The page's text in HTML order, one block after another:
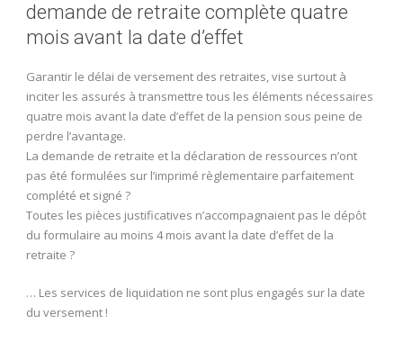
demande de retraite complète quatre
mois avant la date d’effet
Garantir le délai de versement des retraites, vise surtout à
inciter les assurés à transmettre tous les éléments nécessaires
quatre mois avant la date d’effet de la pension sous peine de
perdre l’avantage.
La demande de retraite et la déclaration de ressources n’ont
pas été formulées sur l’imprimé règlementaire parfaitement
complété et signé ?
Toutes les pièces justificatives n’accompagnaient pas le dépôt
du formulaire au moins 4 mois avant la date d’effet de la
retraite ?
… Les services de liquidation ne sont plus engagés sur la date
du versement !